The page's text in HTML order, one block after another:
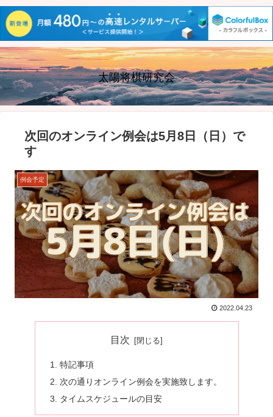
太陽将棋研究会
次回のオンライン例会は5月8日（日）で
す
例会予定
2022.04.23
目次
特記事項
次の通りオンライン例会を実施致します。
タイムスケジュールの目安